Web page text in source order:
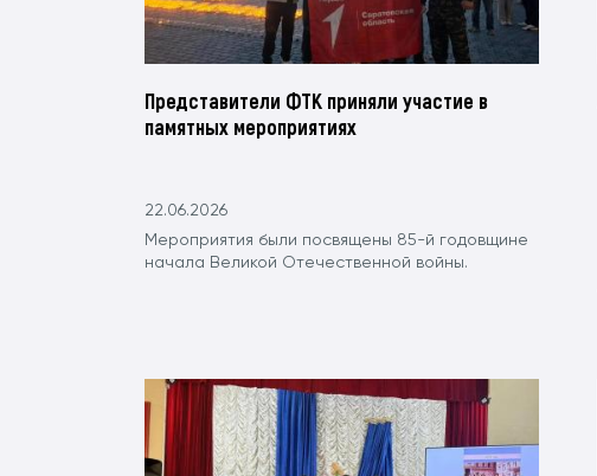
Представители ФТК приняли участие в
памятных мероприятиях
22.06.2026
Мероприятия были посвящены 85-й годовщине
начала Великой Отечественной войны.